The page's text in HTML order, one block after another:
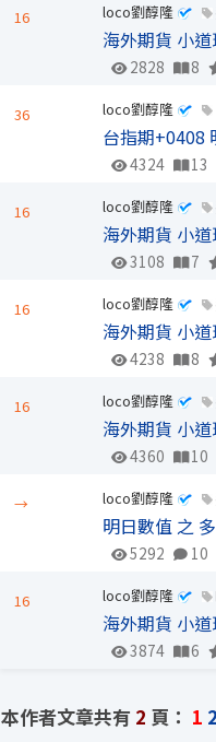
16 loco劉醇隆
海外期貨 小
2828 8
36 loco劉醇隆
台指期+0408
4324 13
16 loco劉醇隆
海外期貨 小
3108 7
16 loco劉醇隆
海外期貨 小
4238 8
16 loco劉醇隆
海外期貨 小
4360 10
→ loco劉醇隆
明日數值 之
5292 10
16 loco劉醇隆
海外期貨 小
3874 6
本作者文章共有 2 頁： 1 2